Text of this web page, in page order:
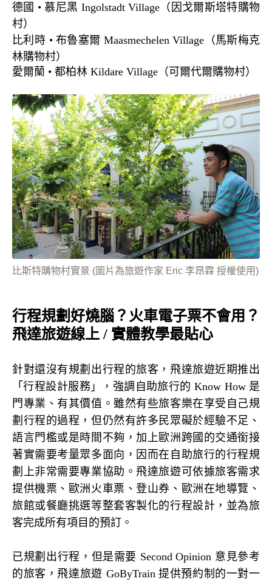
德國 • 慕尼黑 Ingolstadt Village （因戈爾斯塔特購物
村）
比利時 • 布魯塞爾 Maasmechelen Village （馬斯梅克
林購物村）
愛爾蘭 • 都柏林 Kildare Village （可爾代爾購物村）
比斯特購物村實景 (圖片為旅遊作家 Eric 李昂霖 授權使用)
行程規劃好燒腦？火車電子票不會用？
飛達旅遊線上 / 實體教學最貼心
針對還沒有規劃出行程的旅客，飛達旅遊近期推出
「行程設計服務」，強調自助旅行的 Know How 是
門專業、有其價值。雖然有些旅客樂在享受自己規
劃行程的過程，但仍然有許多民眾礙於經驗不足、
語言門檻或是時間不夠，加上歐洲跨國的交通銜接
著實需要考量眾多面向，因而在自助旅行的行程規
劃上非常需要專業協助。飛達旅遊可依據旅客需求
提供機票、歐洲火車票、登山券、歐洲在地導覽、
旅館或餐廳挑選等整套客製化的行程設計，並為旅
客完成所有項目的預訂。
已規劃出行程，但是需要 Second Opinion 意見參考
的旅客，飛達旅遊 GoByTrain提供預約制的一對一